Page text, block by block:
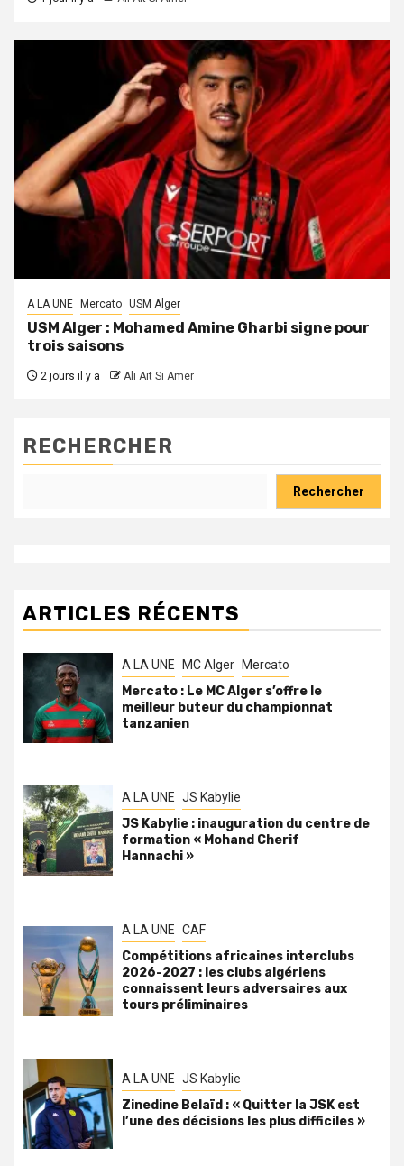
A LA UNE Mercato USM Alger
USM Alger : Mohamed Amine Gharbi signe pour
trois saisons
2 jours il y a Ali Ait Si Amer
RECHERCHER
Rechercher
ARTICLES RÉCENTS
A LA UNE MC Alger Mercato
Mercato : Le MC Alger s’offre le
meilleur buteur du championnat
tanzanien
A LA UNE JS Kabylie
JS Kabylie : inauguration du centre de
formation « Mohand Cherif
Hannachi »
A LA UNE CAF
Compétitions africaines interclubs
2026-2027 : les clubs algériens
connaissent leurs adversaires aux
tours préliminaires
A LA UNE JS Kabylie
Zinedine Belaïd : « Quitter la JSK est
l’une des décisions les plus difficiles »